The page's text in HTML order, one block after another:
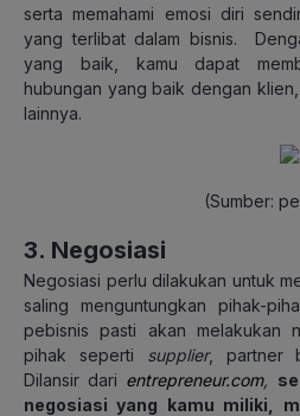
serta memahami emosi diri
yang terlibat dalam bisnis.
yang baik, kamu dapat
hubungan yang baik dengan
lainnya.
(Sumber:
3. Negosiasi
Negosiasi perlu dilakukan untuk
saling menguntungkan pihak-
pebisnis pasti akan melakukan
pihak seperti supplier, partner
Dilansir dari entrepreneur.com,
negosiasi yang kamu miliki,